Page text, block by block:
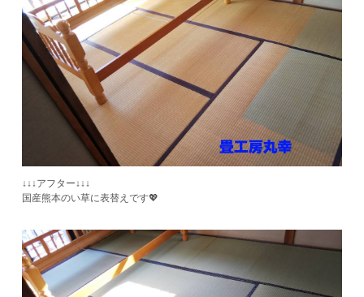
↓↓↓アフター↓↓↓
​国産熊本のい草に表替えです💖